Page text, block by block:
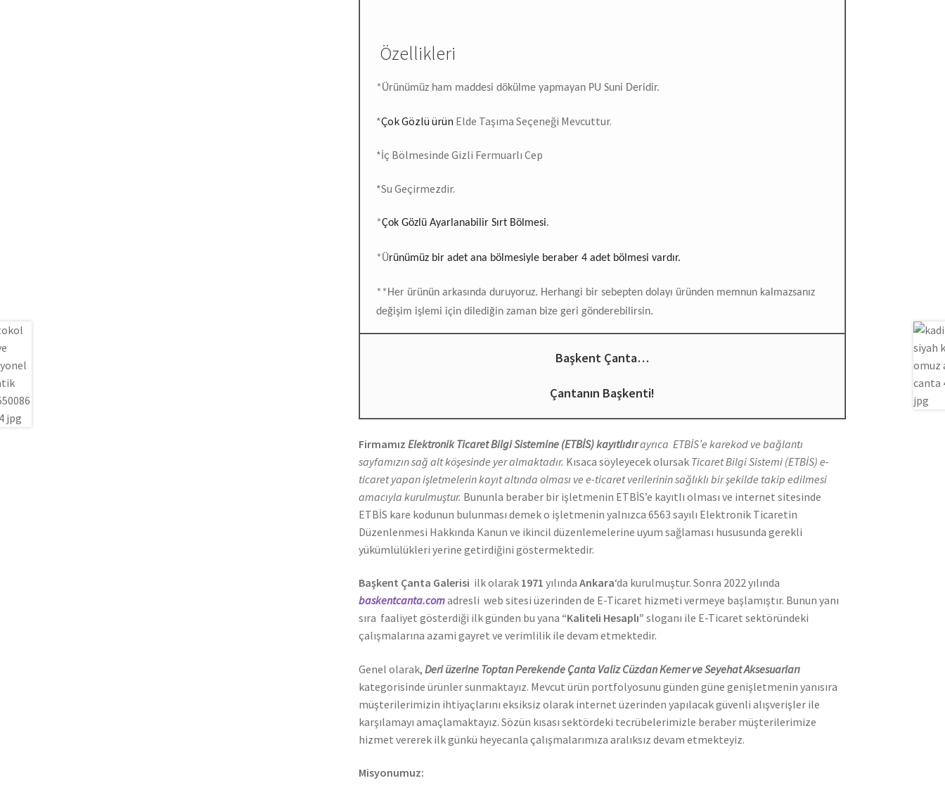
Özellikleri
*Ürünümüz ham maddesi dökülme yapmayan PU Suni Deridir.
*Çok Gözlü ürün Elde Taşıma Seçeneği Mevcuttur.
*İç Bölmesinde Gizli Fermuarlı Cep
*Su Geçirmezdir.
*Çok Gözlü Ayarlanabilir Sırt Bölmesi.
*Ürünümüz bir adet ana bölmesiyle beraber 4 adet bölmesi vardır.
**Her ürünün arkasında duruyoruz. Herhangi bir sebepten dolayı üründen memnun kalmazsanız
değişim işlemi için dilediğin zaman bize geri gönderebilirsin.
Başkent Çanta…
Çantanın Başkenti!
FirmamızElektronik Ticaret Bilgi Sistemine (ETBİS) kayıtlıdırayrıca ETBİS’e karekod ve bağlantı
sayfamızın sağ alt köşesinde yer almaktadır. Kısaca söyleyecek olursak Ticaret Bilgi Sistemi (ETBİS) e-
ticaret yapan işletmelerin kayıt altında olması ve e-ticaret verilerinin sağlıklı bir şekilde takip edilmesi
amacıyla kurulmuştur. Bununla beraber bir işletmenin ETBİS’e kayıtlı olması ve internet sitesinde
ETBİS kare kodunun bulunması demek o işletmenin yalnızca 6563 sayılı Elektronik Ticaretin
Düzenlenmesi Hakkında Kanun ve ikincil düzenlemelerine uyum sağlaması hususunda gerekli
yükümlülükleri yerine getirdiğini göstermektedir.
Başkent Çanta Galerisi ilk olarak 1971yılındaAnkara‘da kurulmuştur. Sonra 2022 yılında
baskentcanta.comadresli web sitesi üzerinden de E-Ticaret hizmeti vermeye başlamıştır. Bunun yanı
sıra faaliyet gösterdiği ilk günden bu yana “Kaliteli Hesaplı”sloganı ile E-Ticaret sektöründeki
çalışmalarına azami gayret ve verimlilik ile devam etmektedir.
Genel olarak, Deri üzerine Toptan Perekende Çanta Valiz Cüzdan Kemer ve Seyehat Aksesuarları
kategorisinde ürünler sunmaktayız. Mevcut ürün portfolyosunu günden güne genişletmenin yanısıra
müşterilerimizin ihtiyaçlarını eksiksiz olarak internet üzerinden yapılacak güvenli alışverişler ile
karşılamayı amaçlamaktayız. Sözün kısası sektördeki tecrübelerimizle beraber müşterilerimize
hizmet vererek ilk günkü heyecanla çalışmalarımıza aralıksız devam etmekteyiz.
Misyonumuz: